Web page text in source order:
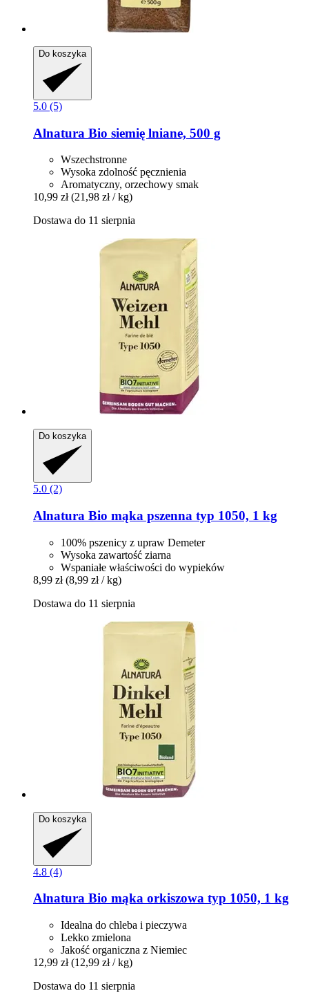
Do koszyka
5.0 (5)
Alnatura Bio siemię lniane, 500 g
Wszechstronne
Wysoka zdolność pęcznienia
Aromatyczny, orzechowy smak
10,99 zł (21,98 zł / kg)
Dostawa do 11 sierpnia
Do koszyka
5.0 (2)
Alnatura Bio mąka pszenna typ 1050, 1 kg
100% pszenicy z upraw Demeter
Wysoka zawartość ziarna
Wspaniałe właściwości do wypieków
8,99 zł (8,99 zł / kg)
Dostawa do 11 sierpnia
Do koszyka
4.8 (4)
Alnatura Bio mąka orkiszowa typ 1050, 1 kg
Idealna do chleba i pieczywa
Lekko zmielona
Jakość organiczna z Niemiec
12,99 zł (12,99 zł / kg)
Dostawa do 11 sierpnia